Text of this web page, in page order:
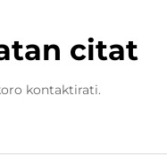
citat
kontaktirati.